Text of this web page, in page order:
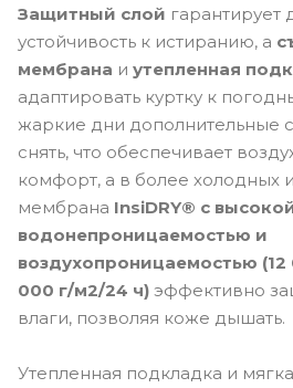
Защитный слой гарантирует
устойчивость к истиранию, а
мембрана и утепленная
адаптировать куртку к
жаркие дни дополнительные
снять, что обеспечивает
комфорт, а в более холодных
мембрана InsiDRY® с
водонепроницаемостью и
воздухопроницаемостью (12
000 г/м2/24 ч) эффективно
влаги, позволяя коже дышать.
Утепленная подкладка и